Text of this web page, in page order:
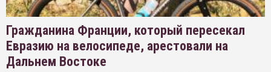
Гражданина Франции, который пересекал
Евразию на велосипеде, арестовали на
Дальнем Востоке